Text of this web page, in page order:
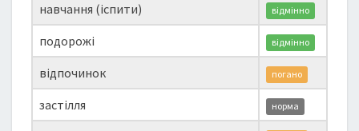
навчання (іспити) відмінно
подорожі відмінно
відпочинок погано
застілля норма